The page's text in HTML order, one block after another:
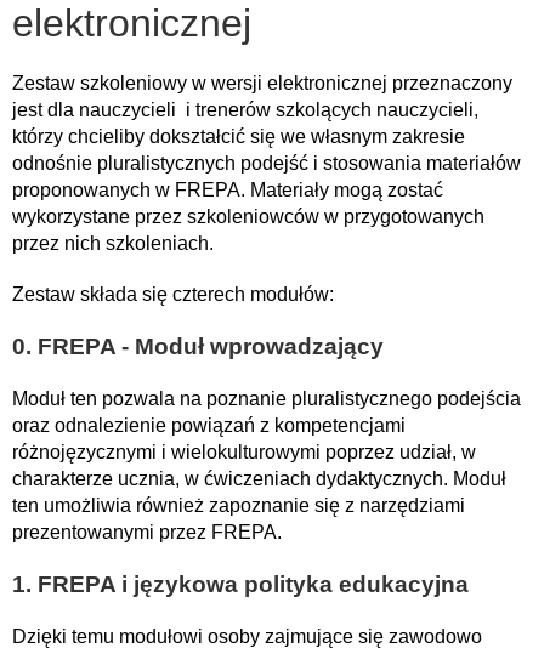
elektronicznej
Zestaw szkoleniowy w wersji elektronicznej przeznaczony
jest dla nauczycieli i trenerów szkolących nauczycieli,
którzy chcieliby dokształcić się we własnym zakresie
odnośnie pluralistycznych podejść i stosowania materiałów
proponowanych w FREPA. Materiały mogą zostać
wykorzystane przez szkoleniowców w przygotowanych
przez nich szkoleniach.
Zestaw składa się czterech modułów:
0. FREPA - Moduł wprowadzający
Moduł ten pozwala na poznanie pluralistycznego podejścia
oraz odnalezienie powiązań z kompetencjami
różnojęzycznymi i wielokulturowymi poprzez udział, w
charakterze ucznia, w ćwiczeniach dydaktycznych. Moduł
ten umożliwia również zapoznanie się z narzędziami
prezentowanymi przez FREPA.
1. FREPA i językowa polityka edukacyjna
Dzięki temu modułowi osoby zajmujące się zawodowo